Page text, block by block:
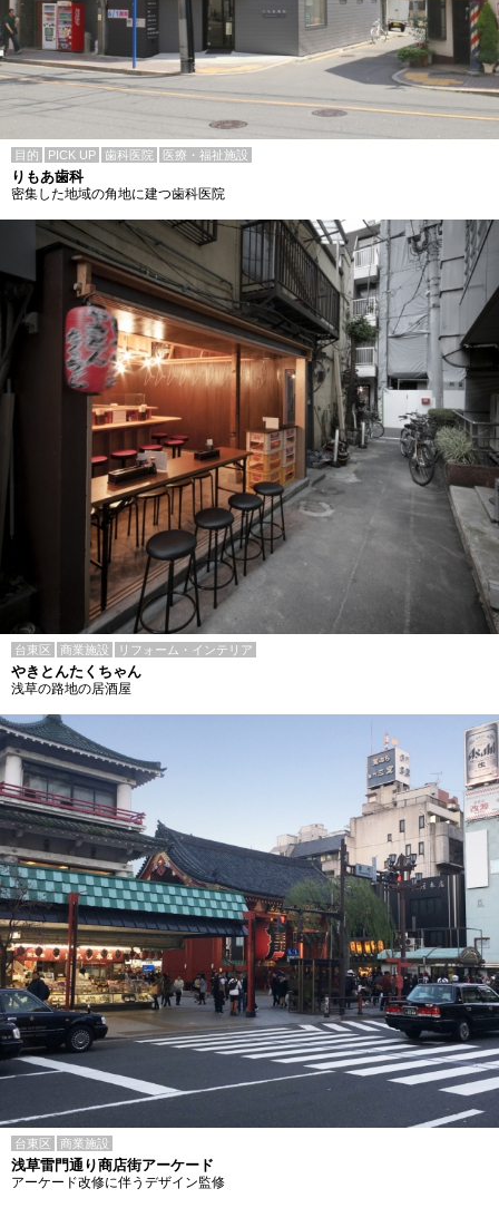
目的 PICK UP 歯科医院 医療・福祉施設
りもあ歯科
密集した地域の角地に建つ歯科医院
台東区 商業施設 リフォーム・インテリア
やきとんたくちゃん
浅草の路地の居酒屋
台東区 商業施設
浅草雷門通り商店街アーケード
アーケード改修に伴うデザイン監修